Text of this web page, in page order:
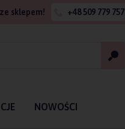
sklepem! +48 509 779 757
NOWOŚCI